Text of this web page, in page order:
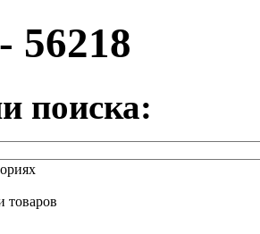
56218
поиска:
товаров